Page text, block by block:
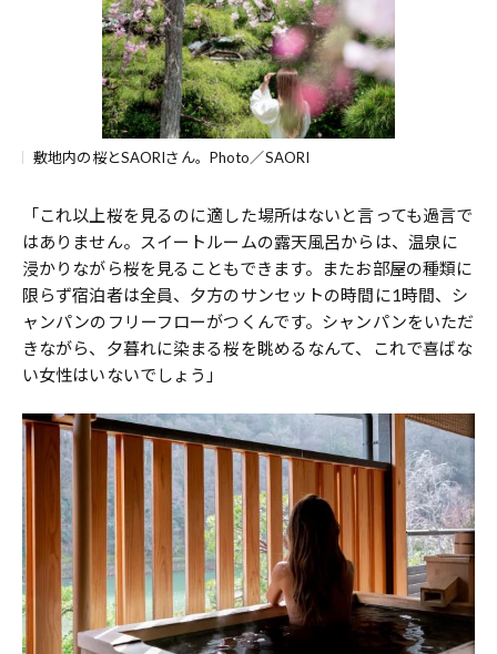
敷地内の桜とSAORIさん。Photo／SAORI
「これ以上桜を見るのに適した場所はないと言っても過言で
はありません。スイートルームの露天風呂からは、温泉に
浸かりながら桜を見ることもできます。またお部屋の種類に
限らず宿泊者は全員、夕方のサンセットの時間に1時間、シ
ャンパンのフリーフローがつくんです。シャンパンをいただ
きながら、夕暮れに染まる桜を眺めるなんて、これで喜ばな
い女性はいないでしょう」